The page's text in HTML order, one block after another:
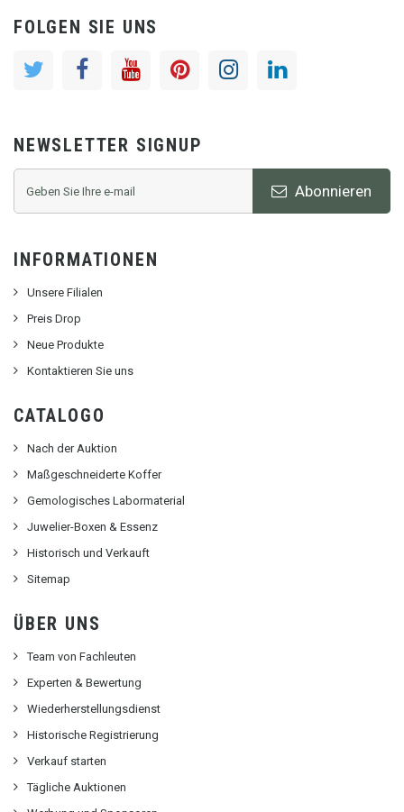
FOLGEN SIE UNS
NEWSLETTER SIGNUP
Abonnieren
INFORMATIONEN
Unsere Filialen
Preis Drop
Neue Produkte
Kontaktieren Sie uns
CATALOGO
Nach der Auktion
Maßgeschneiderte Koffer
Gemologisches Labormaterial
Juwelier-Boxen & Essenz
Historisch und Verkauft
Sitemap
ÜBER UNS
Team von Fachleuten
Experten & Bewertung
Wiederherstellungsdienst
Historische Registrierung
Verkauf starten
Tägliche Auktionen